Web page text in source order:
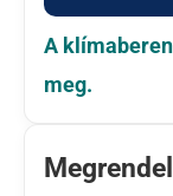
A
meg.